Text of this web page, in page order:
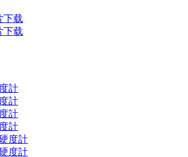
下载
下载
計
計
計
計
度計
度計